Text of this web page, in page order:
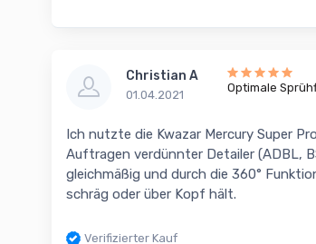
Christian A
01.04.2021
Optimale
Ich nutzte die Kwazar Mercury Super
Auftragen verdünnter Detailer (ADBL,
gleichmäßig und durch die 360°
schräg oder über Kopf hält.
Verifizierter Kauf